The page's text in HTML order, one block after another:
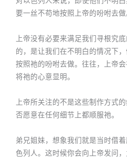
要一丝不苟地按照上帝的吩咐去做
上帝没有必要来满足我们寻根究
的，是让我们在不明白的情况下，
按照祂的吩咐去做。往往，上帝
将祂的心意显明。
上帝所关注的不是这些制作方式
否愿意在任何细节上都顺服祂。
弟兄姐妹，想象我们就是当时借
色列人。这时候你会向上帝发问